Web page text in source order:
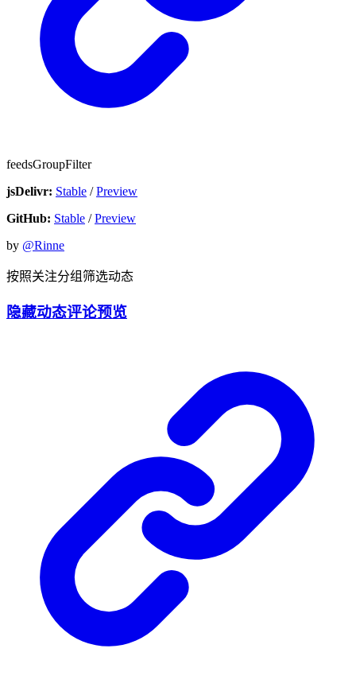
feedsGroupFilter
jsDelivr: Stable /Preview
GitHub: Stable /Preview
by @Rinne
按照关注分组筛选动态
隐藏动态评论预览